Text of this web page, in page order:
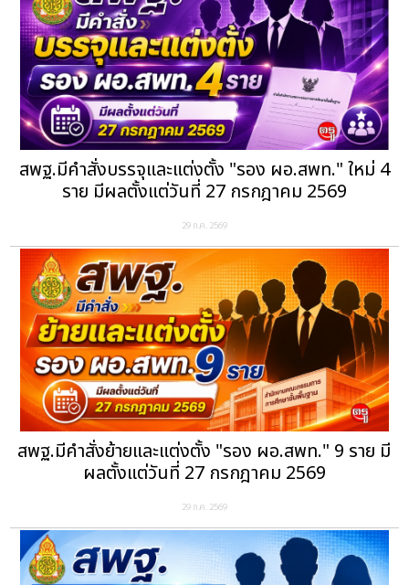
สพฐ.มีคำสั่งบรรจุและแต่งตั้ง "รอง ผอ.สพท." ใหม่ 4
ราย มีผลตั้งแต่วันที่ 27 กรกฎาคม 2569
29 ก.ค. 2569
สพฐ.มีคำสั่งย้ายและแต่งตั้ง "รอง ผอ.สพท." 9 ราย มี
ผลตั้งแต่วันที่ 27 กรกฎาคม 2569
29 ก.ค. 2569